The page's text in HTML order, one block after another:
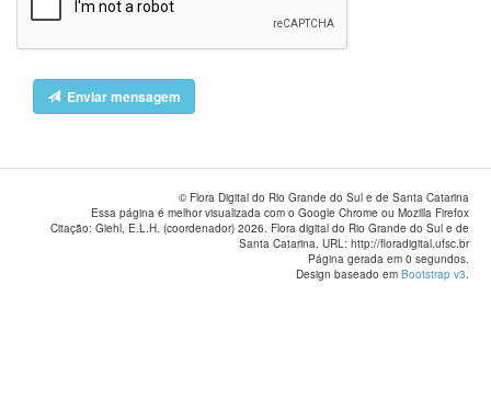
Enviar mensagem
© Flora Digital do Rio Grande do Sul e de Santa Catarina
Essa página é melhor visualizada com o Google Chrome ou Mozilla Firefox
Citação: Giehl, E.L.H. (coordenador) 2026. Flora digital do Rio Grande do Sul e de
Santa Catarina. URL: http://floradigital.ufsc.br
Página gerada em 0 segundos.
Design baseado em Bootstrap v3.